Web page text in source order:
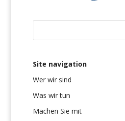
Site navigation
Wer wir sind
Was wir tun
Machen Sie mit